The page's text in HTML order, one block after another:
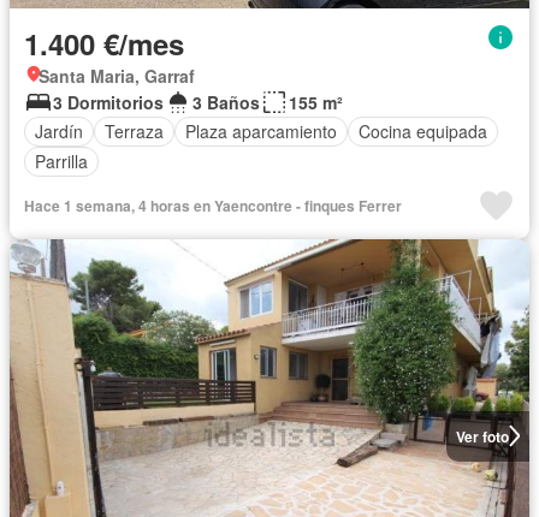
1.400 €/mes
Santa Maria, Garraf
3 Dormitorios
3 Baños
155 m²
Jardín
Terraza Plaza aparcamiento
Cocina equipada
Parrilla
Hace 1 semana, 4 horas en Yaencontre - finques Ferrer
Ver foto